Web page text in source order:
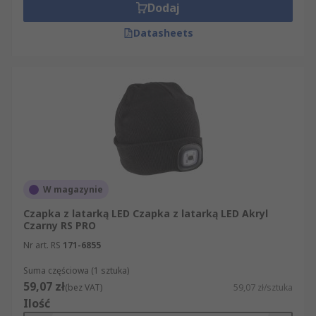
Dodaj
Datasheets
W magazynie
Czapka z latarką LED Czapka z latarką LED Akryl
Czarny RS PRO
Nr art. RS 171-6855
Suma częściowa (1 sztuka)
59,07 zł(bez VAT) 59,07 zł/sztuka
Ilość